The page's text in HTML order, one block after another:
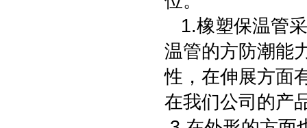
1.橡塑保温管
温管的方防潮能
性，在伸展方
在我们公司的